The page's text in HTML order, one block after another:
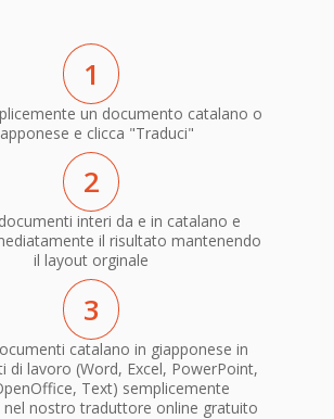
1
un documento catalano o
e clicca "Traduci"
2
interi da e in catalano e
il risultato mantenendo
il layout orginale
3
catalano in giapponese in
di lavoro (Word, Excel, PowerPoint,
Text) semplicemente
nel nostro traduttore online gratuito